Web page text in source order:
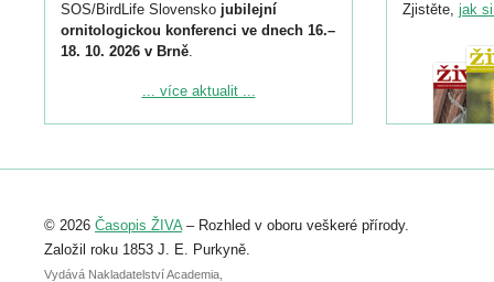
SOS/BirdLife Slovensko jubilejní
ornitologickou konferenci ve dnech 16.–
18. 10. 2026 v Brně.
Podrobnější informace ke konferenci
Registrovat se můžete do 6. září.
abstraktu přihlášené přednášky nebo
posteru je už 30. června.
... více aktualit ...
Zjistěte, jak
© 2026 Časopis ŽIVA– Rozhled v oboru veškeré přírody.
Založil roku 1853 J. E. Purkyně.
Vydává Nakladatelství Academia,